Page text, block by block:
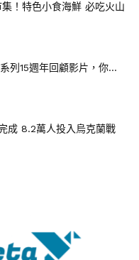
！特色小食海鮮 必吃火山
列15週年回顧影片，你...
成 8.2萬人投入烏克蘭戰